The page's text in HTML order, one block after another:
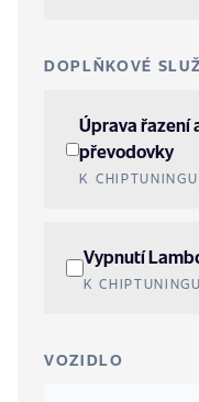
DOPLŇKOVÉ
Úprava řazení
převodovky
K CHIPTUNINGU
Vypnutí
K CHIPTUNINGU
VOZIDLO